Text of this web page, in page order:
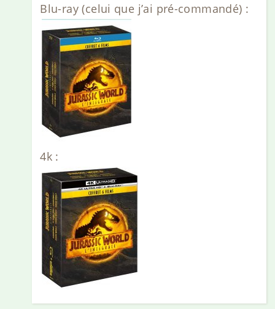
Blu-ray (celui que j’ai pré-commandé) :
4k :